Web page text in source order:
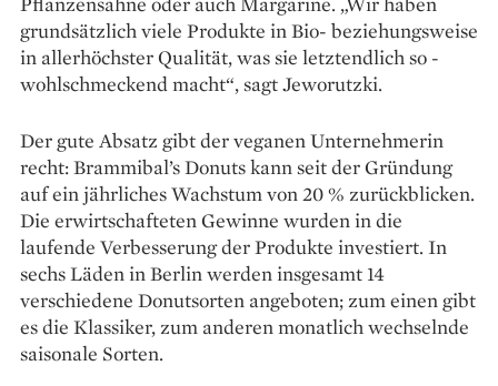
grundsätzlich viele Produkte in Bio- beziehungsweise
in aller­höchster Qualität, was sie letztendlich so ­
wohlschmeckend macht“, sagt Jeworutzki.
Der gute Absatz gibt der veganen Unter­nehmerin
recht: Brammibal’s Donuts kann seit der Gründung
auf ein jährliches Wachstum von 20 % zurückblicken.
Die erwirtschafteten Ge­winne wurden in die
laufende Verbesserung der Produkte investiert. In
sechs Läden in Berlin werden insgesamt 14
verschiedene Donutsorten ange­boten; zum einen gibt
es die Klassiker, zum anderen monatlich wechselnde
saisonale Sorten.